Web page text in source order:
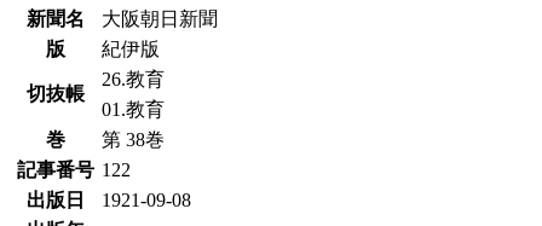
新聞名
大阪朝日新聞
版
紀伊版
切抜帳
26.教育
01.教育
巻
第 38巻
記事番号 122
出版日
1921-09-08